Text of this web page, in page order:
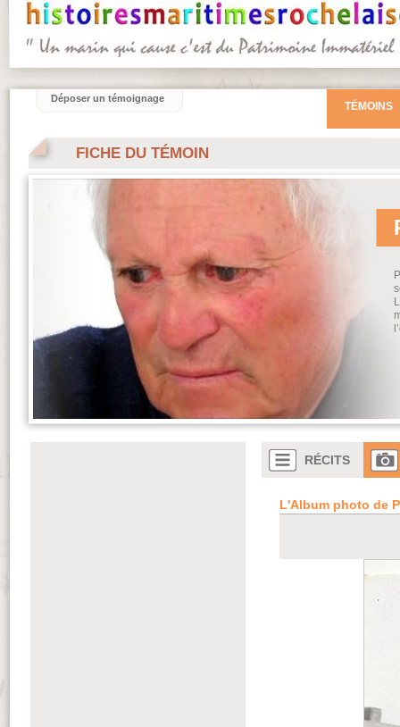
FICHE DU TÉMOIN
RÉCITS
L'Album photo de
TÉMOINS
Déposer un témoignage